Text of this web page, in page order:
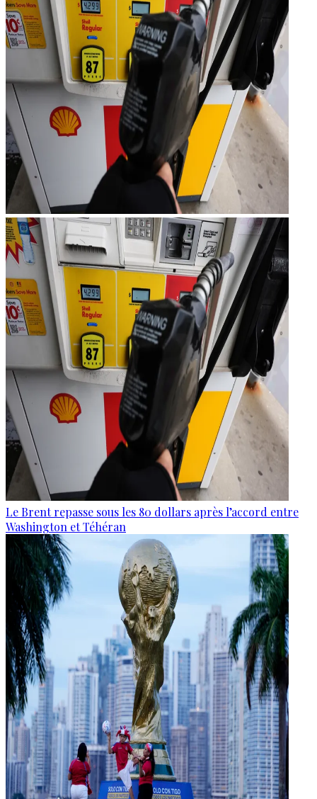
Le Brent repasse sous les 80 dollars après l’accord entre
Washington et Téhéran